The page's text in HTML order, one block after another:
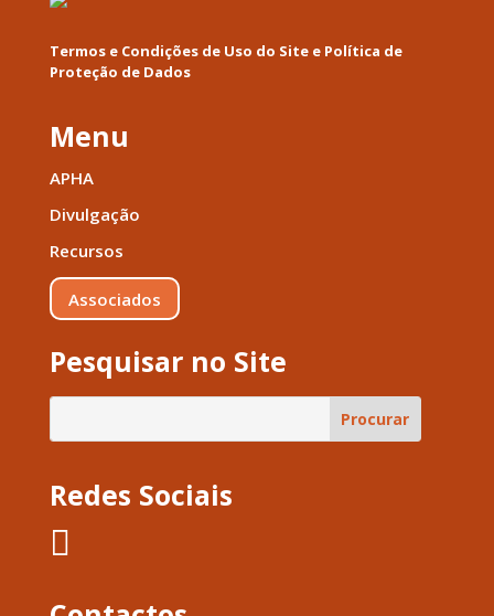
Termos e Condições de Uso do Site e Política de
Proteção de Dados
Menu
APHA
Divulgação
Recursos
Associados
Pesquisar no Site
Redes Sociais
